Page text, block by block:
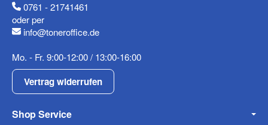
0761 - 21741461
oder per
info@toneroffice.de
Mo. - Fr. 9:00-12:00 / 13:00-16:00
Vertrag widerrufen
Shop Service